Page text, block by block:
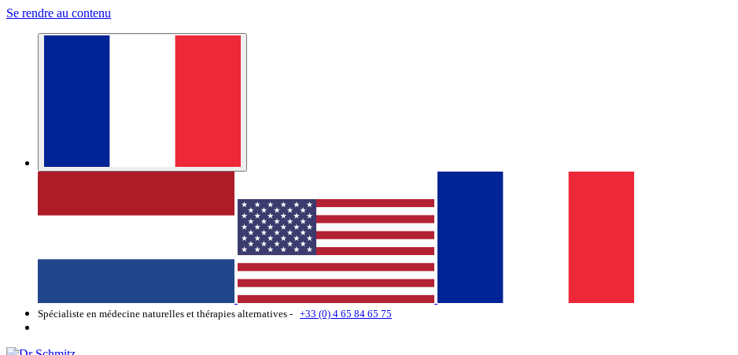
Se rendre au contenu
Spécialiste en médecine naturelles et thérapies alternatives - +33 (0) 4 65 84 65 75